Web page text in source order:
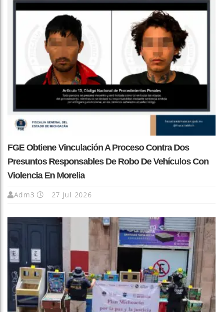
FGE Obtiene Vinculación A Proceso Contra Dos
Presuntos Responsables De Robo De Vehículos Con
Violencia En Morelia
Adm3 27 Jul 2026